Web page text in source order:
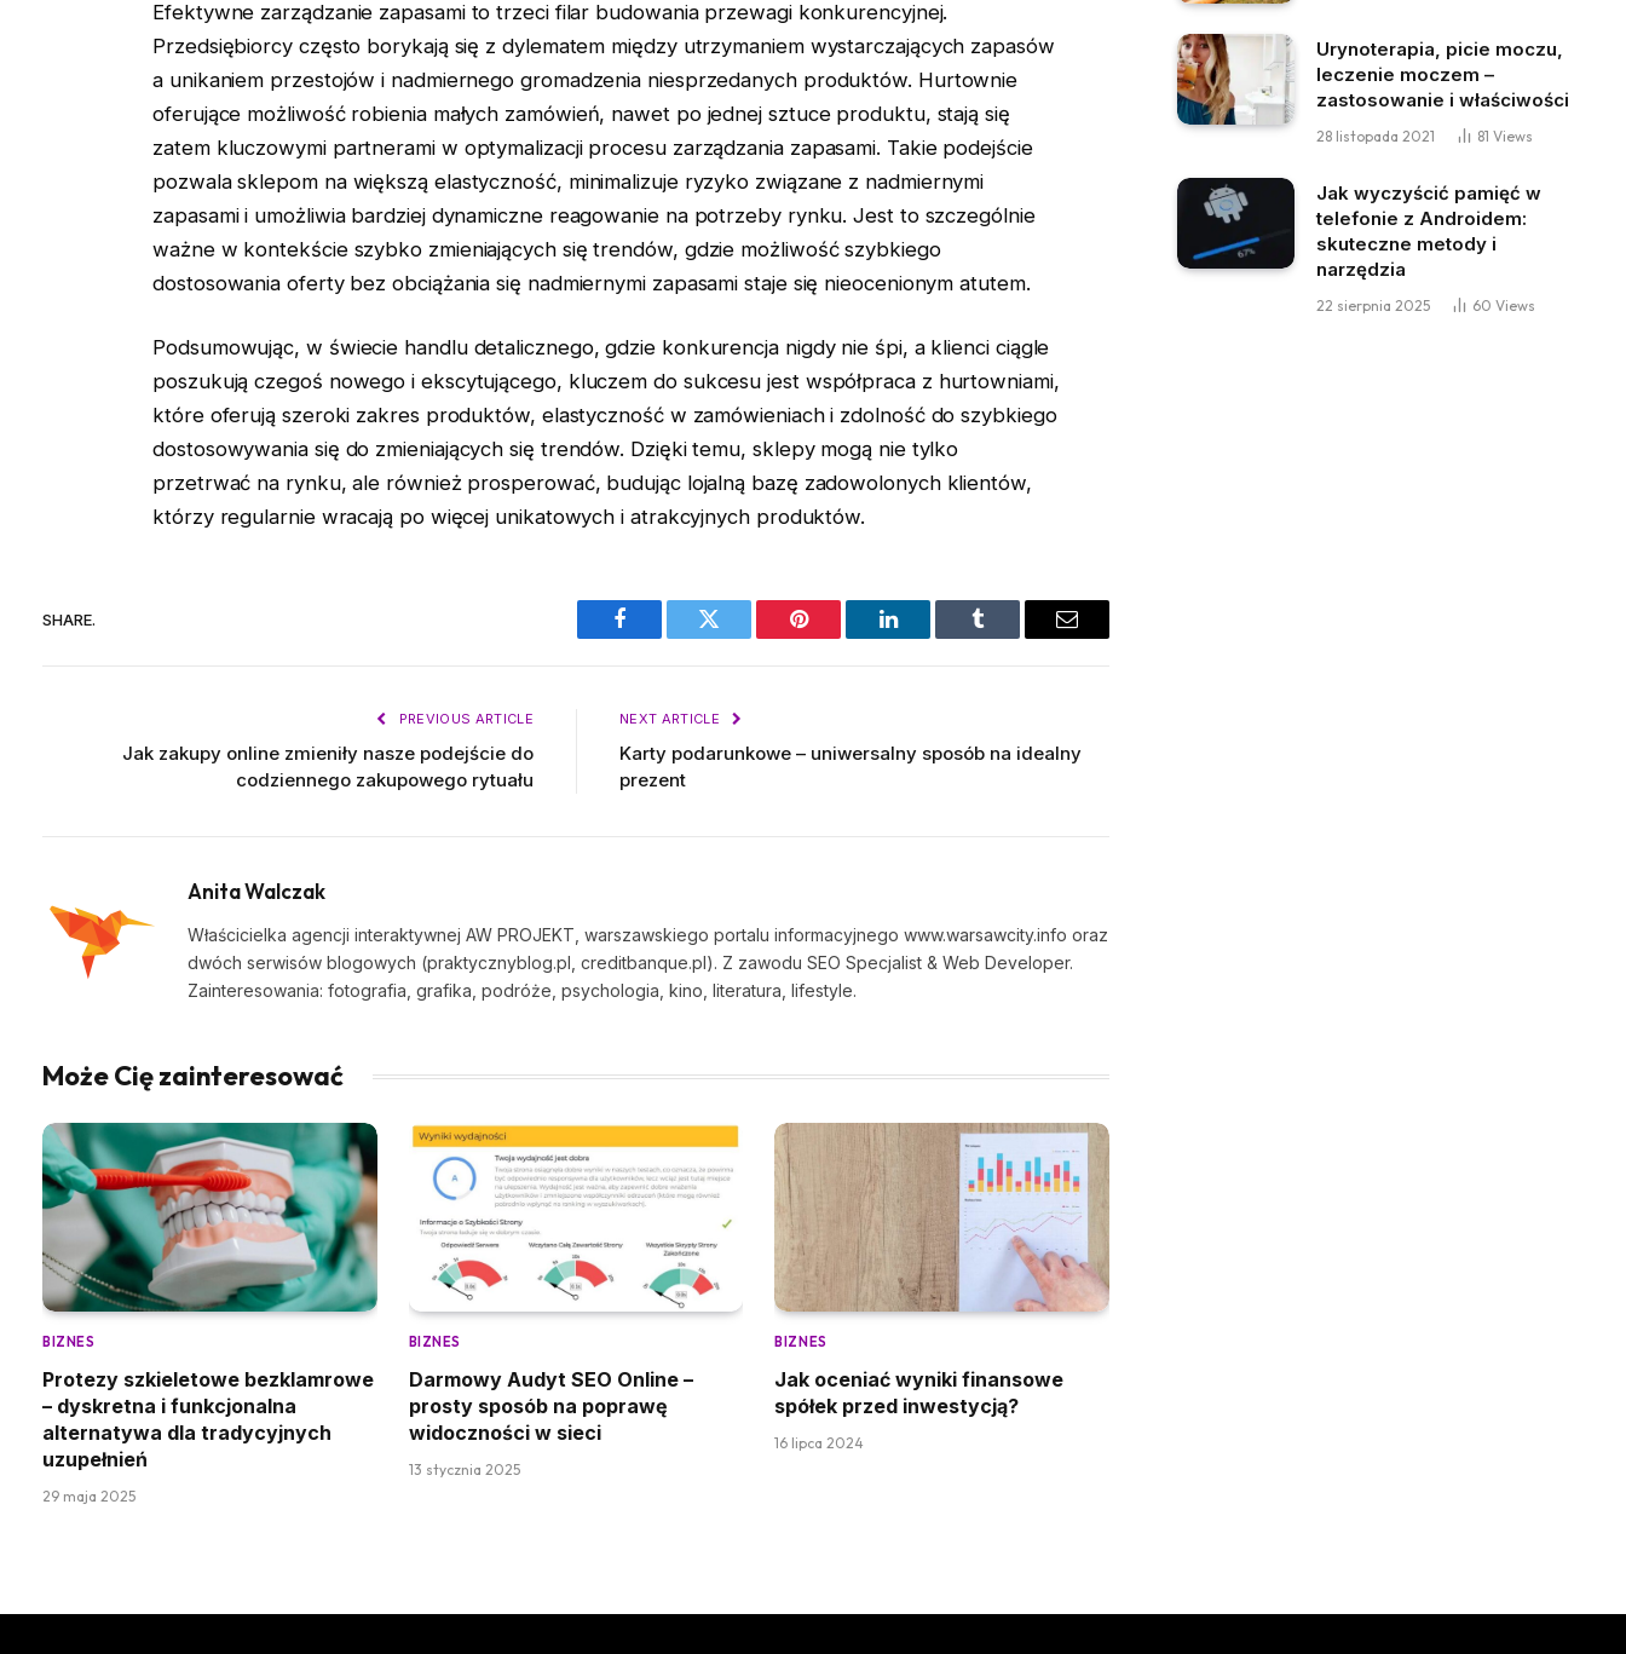
Efektywne zarządzanie zapasami to trzeci filar budowania przewagi konkurencyjnej.
Przedsiębiorcy często borykają się z dylematem między utrzymaniem wystarczających zapasów
a unikaniem przestojów i nadmiernego gromadzenia niesprzedanych produktów. Hurtownie
oferujące możliwość robienia małych zamówień, nawet po jednej sztuce produktu, stają się
zatem kluczowymi partnerami w optymalizacji procesu zarządzania zapasami. Takie podejście
pozwala sklepom na większą elastyczność, minimalizuje ryzyko związane z nadmiernymi
zapasami i umożliwia bardziej dynamiczne reagowanie na potrzeby rynku. Jest to szczególnie
ważne w kontekście szybko zmieniających się trendów, gdzie możliwość szybkiego
dostosowania oferty bez obciążania się nadmiernymi zapasami staje się nieocenionym atutem.
Podsumowując, w świecie handlu detalicznego, gdzie konkurencja nigdy nie śpi, a klienci ciągle
poszukują czegoś nowego i ekscytującego, kluczem do sukcesu jest współpraca z hurtowniami,
które oferują szeroki zakres produktów, elastyczność w zamówieniach i zdolność do szybkiego
dostosowywania się do zmieniających się trendów. Dzięki temu, sklepy mogą nie tylko
przetrwać na rynku, ale również prosperować, budując lojalną bazę zadowolonych klientów,
którzy regularnie wracają po więcej unikatowych i atrakcyjnych produktów.
SHARE.
Facebook Twitter Pinterest LinkedIn Tumblr Email
PREVIOUS ARTICLE
Jak zakupy online zmieniły nasze podejście do
codziennego zakupowego rytuału
NEXT ARTICLE
Karty podarunkowe – uniwersalny sposób na idealny
prezent
Anita Walczak
Właścicielka agencji interaktywnej AW PROJEKT, warszawskiego portalu informacyjnego www.warsawcity.info oraz
dwóch serwisów blogowych (praktycznyblog.pl, creditbanque.pl). Z zawodu SEO Specjalist & Web Developer.
Zainteresowania: fotografia, grafika, podróże, psychologia, kino, literatura, lifestyle.
Może Cię zainteresować
BIZNES
Protezy szkieletowe bezklamrowe
– dyskretna i funkcjonalna
alternatywa dla tradycyjnych
uzupełnień
29 maja 2025
BIZNES
Darmowy Audyt SEO Online –
prosty sposób na poprawę
widoczności w sieci
13 stycznia 2025
BIZNES
Jak oceniać wyniki finansowe
spółek przed inwestycją?
16 lipca 2024
Urynoterapia, picie moczu,
leczenie moczem –
zastosowanie i właściwości
28 listopada 2021 81 Views
Jak wyczyścić pamięć w
telefonie z Androidem:
skuteczne metody i
narzędzia
22 sierpnia 2025 60 Views